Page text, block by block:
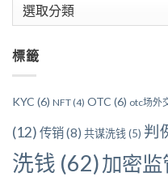
類
標籤
KYC (6) NFT (4) OTC (6) otc场外
(12) 传销(8) 共谋洗钱(5) 判
洗钱 (62)加密